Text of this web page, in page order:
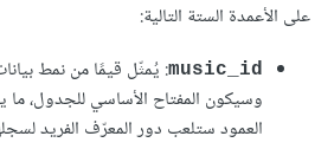
على الأعمدة الستة التالية:
music_id: يُمثّل قيمًا من نمط
وسيكون المفتاح الأساسي للجدول،
العمود ستلعب دور المعرّف الفريد